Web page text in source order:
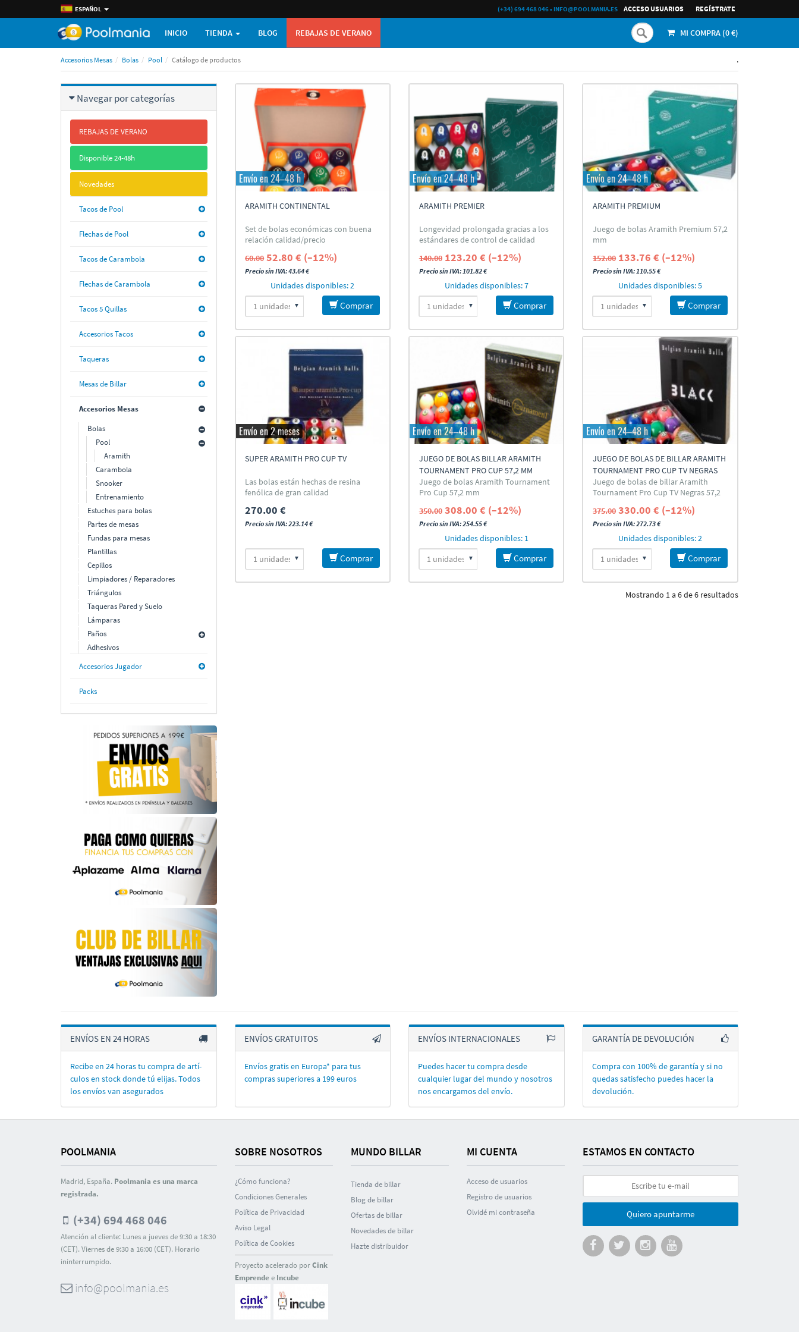
ESPAÑOL ACCESO USUARIOS REGÍ­STRATE
(+34) 694 468 046•INFO@POOLMANIA.ES
INICIO TIENDA BLOG REBAJAS DE VERANO MI COMPRA (0€)
Accesorios Mesas Bolas Pool Catálogo de productos .
Navegar por categorí­as
REBAJAS DE VERANO
Disponible 24-48h
Novedades
Tacos de Pool
Flechas de Pool
Tacos de Carambola
Flechas de Carambola
Tacos 5 Quillas
Accesorios Tacos
Taqueras
Mesas de Billar
Accesorios Mesas
Bolas
Pool
Aramith
Carambola
Snooker
Entrenamiento
Estuches para bolas
Partes de mesas
Fundas para mesas
Plantillas
Cepillos
Limpiadores / Reparadores
Triángulos
Taqueras Pared y Suelo
Lámparas
Paños
Adhesivos
Accesorios Jugador
Packs
Envío en 24–48 h
ARAMITH CONTINENTAL
Set de bolas económicas con buena
relación calidad/precio
60.00 52.80 € (–12%)
Precio sin IVA: 43.64 €
Unidades disponibles: 2
Comprar
Envío en 24–48 h
ARAMITH PREMIER
Longevidad prolongada gracias a los
estándares de control de calidad
140.00 123.20 € (–12%)
Precio sin IVA: 101.82 €
Unidades disponibles: 7
Comprar
Envío en 24–48 h
ARAMITH PREMIUM
Juego de bolas Aramith Premium 57,2
mm
152.00 133.76 € (–12%)
Precio sin IVA: 110.55 €
Unidades disponibles: 5
Comprar
Envío en 2 meses
SUPER ARAMITH PRO CUP TV
Las bolas están hechas de resina
fenólica de gran calidad
270.00 €
Precio sin IVA: 223.14 €
Comprar
Envío en 24–48 h
JUEGO DE BOLAS BILLAR ARAMITH
TOURNAMENT PRO CUP 57,2 MM
Juego de bolas Aramith Tournament
Pro Cup 57,2 mm
350.00 308.00 € (–12%)
Precio sin IVA: 254.55 €
Unidades disponibles: 1
Comprar
Envío en 24–48 h
JUEGO DE BOLAS DE BILLAR ARAMITH
TOURNAMENT PRO CUP TV NEGRAS
57,2 MM
Juego de bolas de billar Aramith
Tournament Pro Cup TV Negras 57,2
375.00 330.00 € (–12%)
Precio sin IVA: 272.73 €
Unidades disponibles: 2
Comprar
Mostrando 1 a 6 de 6 resultados
ENVÍOS EN 24 HORAS
Recibe en 24 horas tu compra de artí­
culos en stock donde tú elijas. Todos
los enví­os van asegurados
ENVÍOS GRATUITOS
Envíos gratis en Europa* para tus
compras superiores a 199 euros
ENVÍOS INTERNACIONALES
Puedes hacer tu compra desde
cualquier lugar del mundo y nosotros
nos encargamos del enví­o.
GARANTÍA DE DEVOLUCIÓN
Compra con 100% de garantí­a y si no
quedas satisfecho puedes hacer la
devolución.
POOLMANIA
Madrid, España. Poolmania es una marca
registrada.
(+34) 694 468 046
Atención al cliente: Lunes a jueves de 9:30 a 18:30
(CET). Viernes de 9:30 a 16:00 (CET). Horario
ininterrumpido.
info@poolmania.es
SOBRE NOSOTROS
¿Cómo funciona?
Condiciones Generales
Polí­tica de Privacidad
Aviso Legal
Polí­tica de Cookies
Proyecto acelerado porCink
Emprendee Incube
MUNDO BILLAR
Tienda de billar
Blog de billar
Ofertas de billar
Novedades de billar
Hazte distribuidor
MI CUENTA
Acceso de usuarios
Registro de usuarios
Olvidé mi contraseña
ESTAMOS EN CONTACTO
Quiero apuntarme